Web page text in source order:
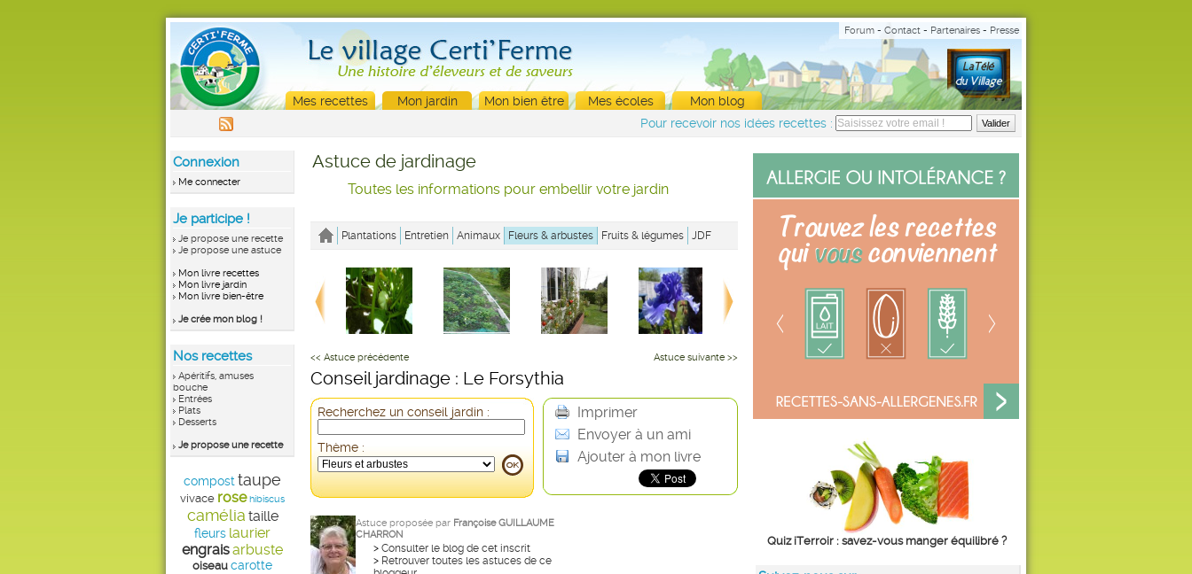
Forum - Contact - Partenaires - Presse
Mes recettes Mon jardin Mon bien être Mes écoles
Mon blog
Pour recevoir nos idées recettes :
Connexion
Me connecter
Je participe !
Je propose une recette
Je propose une astuce
Mon livre recettes
Mon livre jardin
Mon livre bien-être
Je crée mon blog !
Nos recettes
Apéritifs, amuses
bouche
Entrées
Plats
Desserts
Je propose une recette
compost taupe
vivace rose hibiscus
camélia taille
fleurs laurier
engraisarbuste
oiseau carotte
Quiz iTerroir : savez-vous manger équilibré ?
Astuce de jardinage
Toutes les informations pour embellir votre jardin
Plantations Entretien Animaux Fleurs & arbustes Fruits & légumes JDF
Astuce suivante >>
<< Astuce précédente
Conseil jardinage : Le Forsythia
Recherchez un conseil jardin :
Thème :
Imprimer
Envoyer à un ami
Ajouter à mon livre
Astuce proposée par Françoise GUILLAUME
CHARRON
> Consulter le blog de cet inscrit
> Retrouver toutes les astuces de ce